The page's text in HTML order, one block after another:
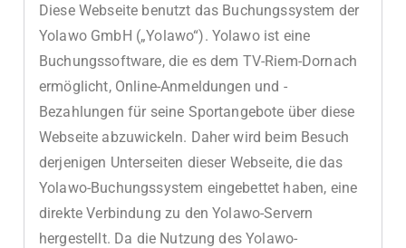
Diese Webseite benutzt das Buchungssystem der
Yolawo GmbH („Yolawo“). Yolawo ist eine
Buchungssoftware, die es dem TV-Riem-Dornach
ermöglicht, Online-Anmeldungen und -
Bezahlungen für seine Sportangebote über diese
Webseite abzuwickeln. Daher wird beim Besuch
derjenigen Unterseiten dieser Webseite, die das
Yolawo-Buchungssystem eingebettet haben, eine
direkte Verbindung zu den Yolawo-Servern
hergestellt. Da die Nutzung des Yolawo-